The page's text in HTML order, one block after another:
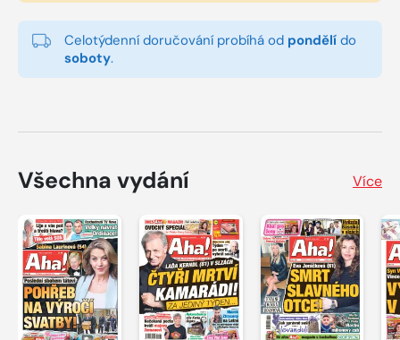
Celotýdenní doručování probíhá od pondělí do
soboty.
Všechna vydání Více